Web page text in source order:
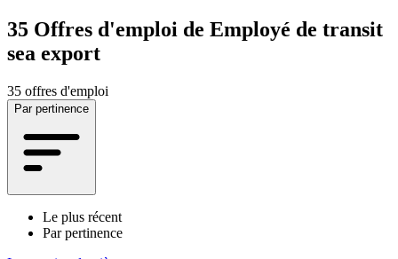
35 Offres d'emploi de Employé de transit
sea export
35 offres d'emploi
Par pertinence
Le plus récent
Par pertinence